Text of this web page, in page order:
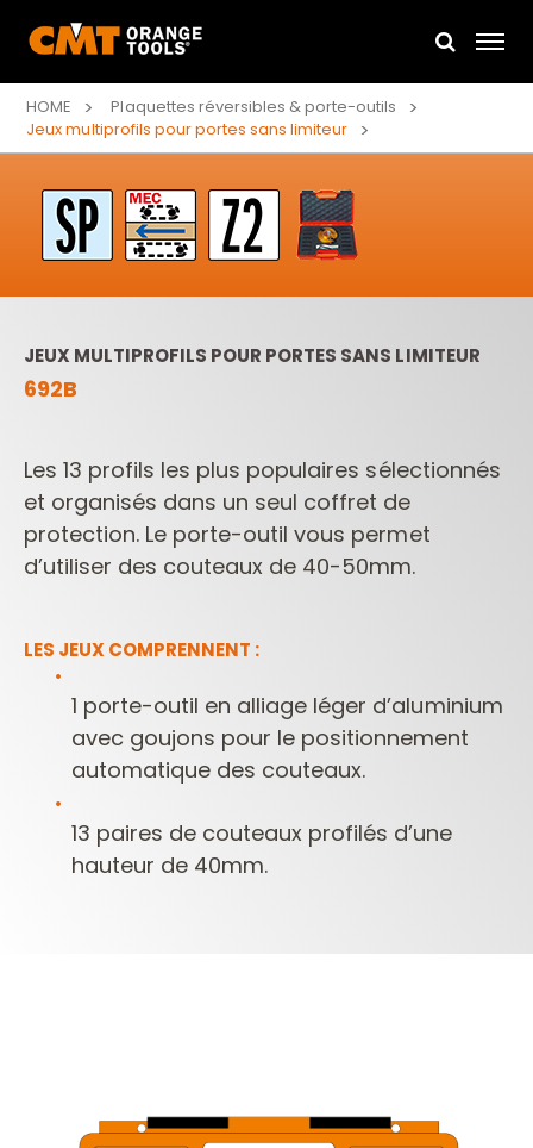
HOME
Plaquettes réversibles & porte-outils
Jeux multiprofils pour portes sans limiteur
JEUX MULTIPROFILS POUR PORTES SANS LIMITEUR
692B
Les 13 profils les plus populaires sélectionnés
et organisés dans un seul coffret de
protection. Le porte-outil vous permet
d’utiliser des couteaux de 40-50mm.
LES JEUX COMPRENNENT :
1 porte-outil en alliage léger d’aluminium
avec goujons pour le positionnement
automatique des couteaux.
13 paires de couteaux profilés d’une
hauteur de 40mm.